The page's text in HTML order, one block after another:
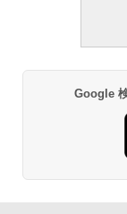
Google